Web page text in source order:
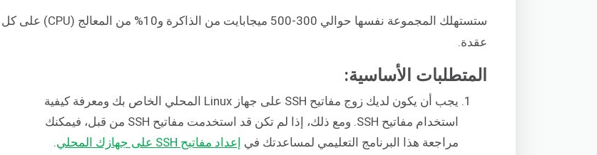
ستستهلك المجموعة نفسها حوالي 300-500 ميجابايت من الذاكرة و10% من المعالج (CPU) على كل
عقدة.
المتطلبات الأساسية:
يجب أن يكون لديك زوج مفاتيح SSH على جهاز Linux المحلي الخاص بك ومعرفة كيفية
استخدام مفاتيح SSH. ومع ذلك، إذا لم تكن قد استخدمت مفاتيح SSH من قبل، فيمكنك
مراجعة هذا البرنامج التعليمي لمساعدتك في إعداد مفاتيح SSH على جهازك المحلي
.